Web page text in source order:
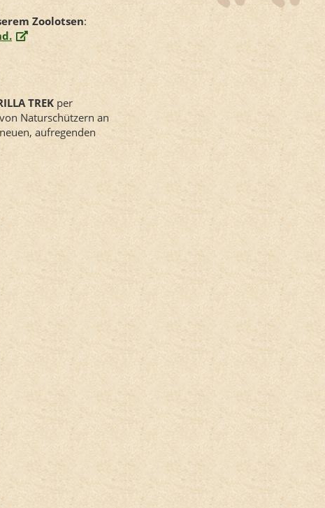
Zoolotsen:
TREK per
Naturschützern an
aufregenden